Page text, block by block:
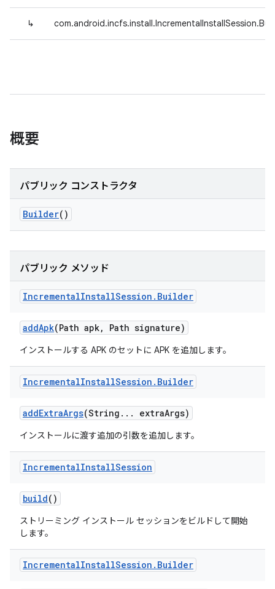
↳
概要
パブリック コンストラクタ
Builder()
パブリック メソッド
IncrementalInstallSession . Builder
addApk(Path apk, Path signature)
インストールする APK のセットに APK を追加します。
IncrementalInstallSession . Builder
addExtraArgs(String . . . extraArgs)
インストールに渡す追加の引数を追加します。
IncrementalInstallSession
build()
ストリーミング インストール セッションをビルドして開始
します。
IncrementalInstallSession . Builder